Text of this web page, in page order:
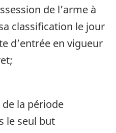
de l’arme à
classification le jour
d’entrée en vigueur
la période
le seul but